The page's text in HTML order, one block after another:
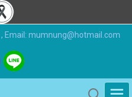
Email: mumnung@hotmail.com